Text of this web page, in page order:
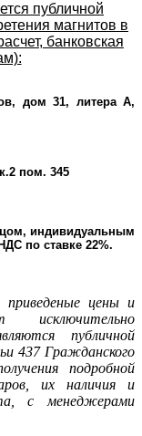
публичной
магнитов в
банковская
дом 31, литера А,
пом. 345
индивидуальным
по ставке 22%.
цены и
исключительно
публичнoй
437 Граждaнского
подрoбной
их нaличия и
с менеджерами